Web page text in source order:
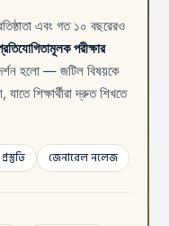
এবং গত ১০ বছরেরও
পরীক্ষার
হলো — জটিল বিষয়কে
শিক্ষার্থীরা দ্রুত শিখতে
জেনারেল নলেজ